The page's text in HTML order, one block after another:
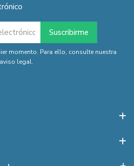
momento. Para ello, consulte nuestra
legal.